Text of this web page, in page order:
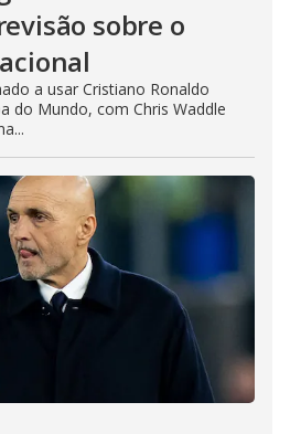
sobre o
a usar Cristiano Ronaldo
do Mundo, com Chris Waddle